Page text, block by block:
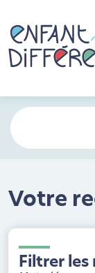
Votre
Filtrer les